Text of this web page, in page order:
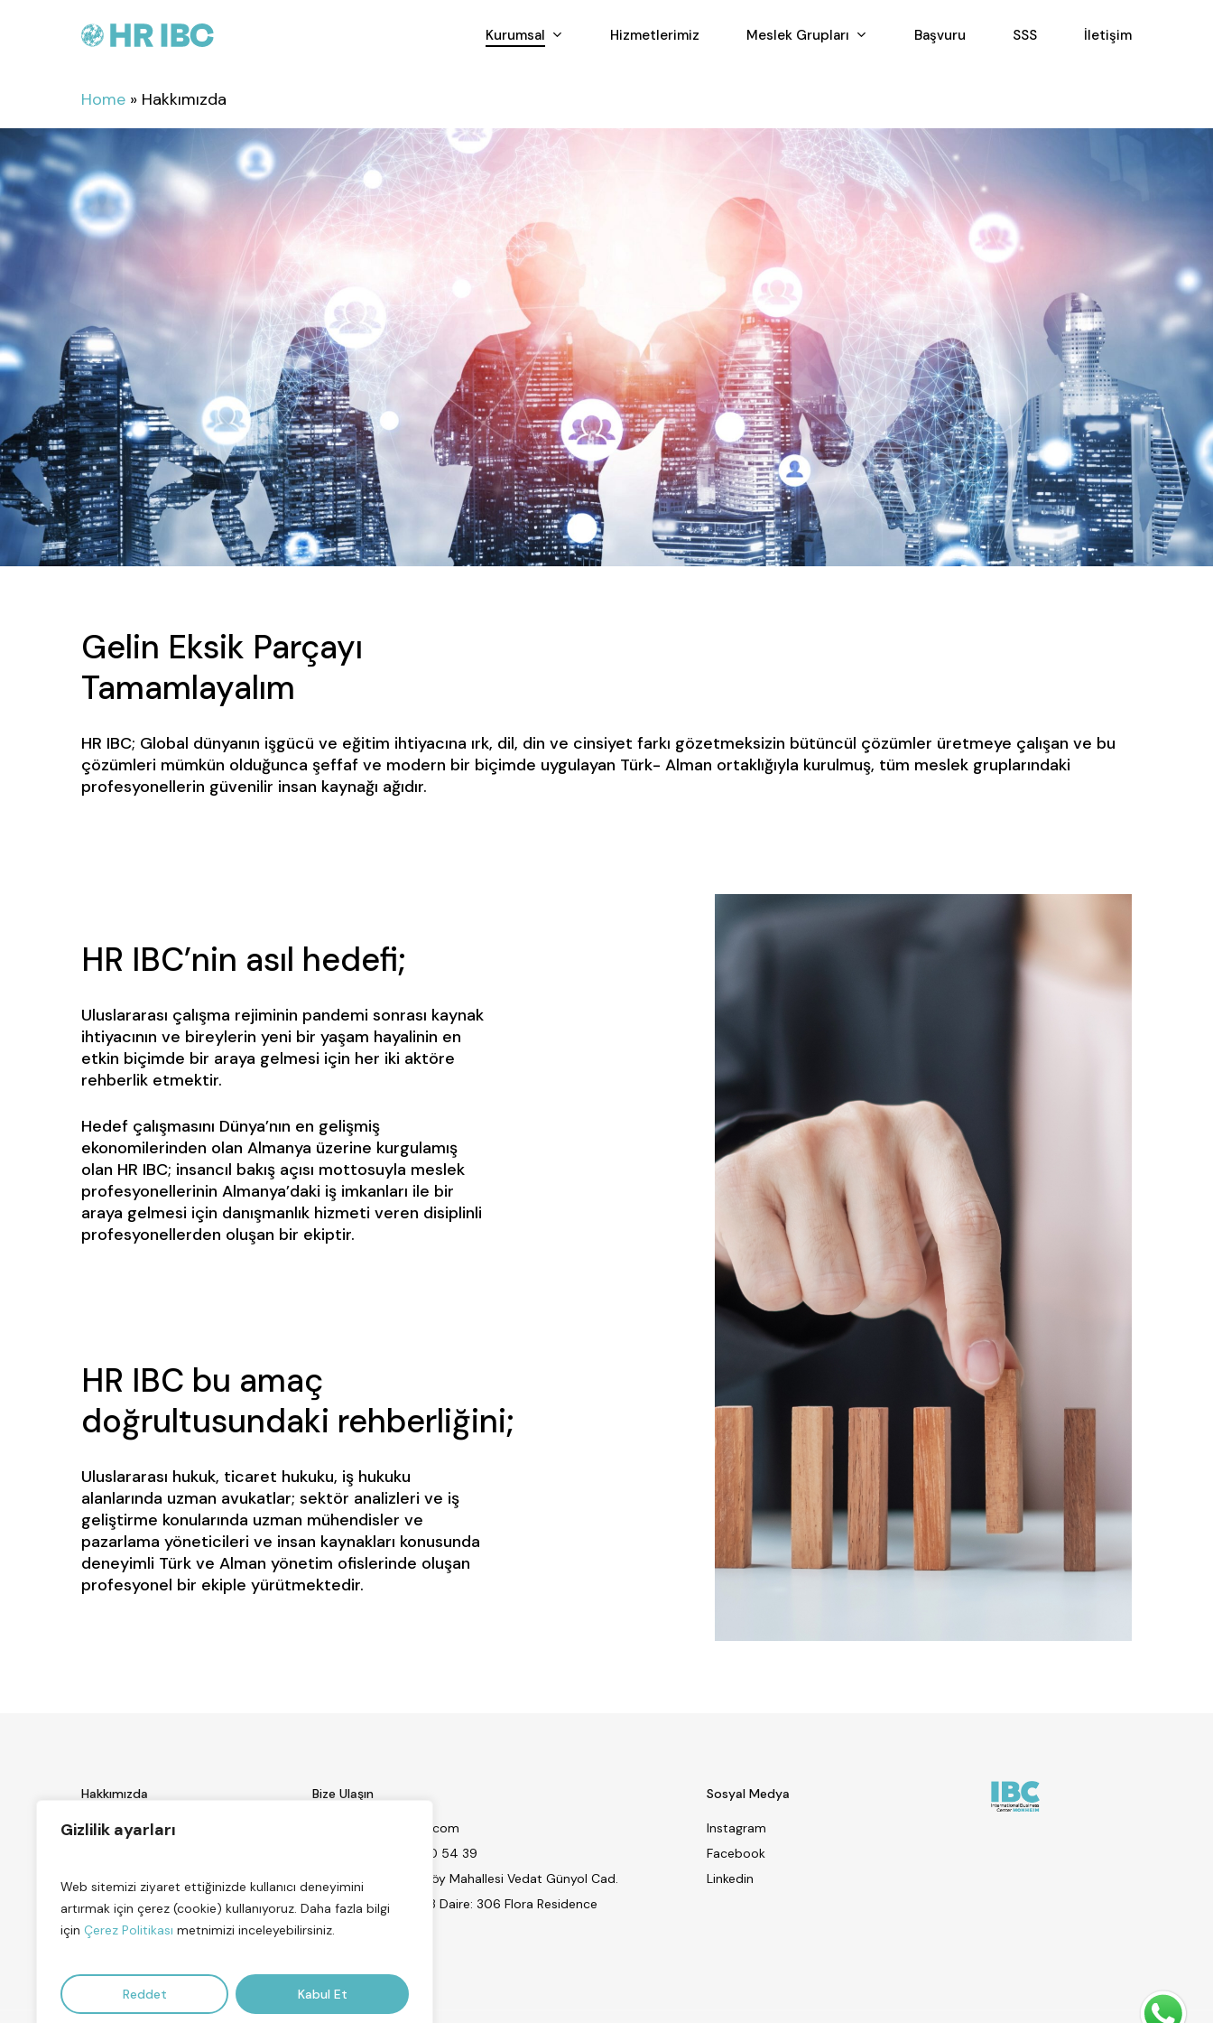
Gizlilik ayarları
Web sitemizi ziyaret ettiğinizde kullanıcı deneyimini
artırmak için çerez (cookie) kullanıyoruz. Daha fazla bilgi
için Çerez Politikası metnimizi inceleyebilirsiniz.
Reddet Kabul Et
Kurumsal Hizmetlerimiz Meslek Grupları Başvuru SSS İletişim
Home » Hakkımızda
Gelin Eksik Parçayı
Tamamlayalım
HR IBC; Global dünyanın işgücü ve eğitim ihtiyacına ırk, dil, din ve cinsiyet farkı gözetmeksizin bütüncül çözümler üretmeye çalışan ve bu
çözümleri mümkün olduğunca şeffaf ve modern bir biçimde uygulayan Türk- Alman ortaklığıyla kurulmuş, tüm meslek gruplarındaki
profesyonellerin güvenilir insan kaynağı ağıdır.
HR IBC’nin asıl hedefi;
Uluslararası çalışma rejiminin pandemi sonrası kaynak
ihtiyacının ve bireylerin yeni bir yaşam hayalinin en
etkin biçimde bir araya gelmesi için her iki aktöre
rehberlik etmektir.
Hedef çalışmasını Dünya’nın en gelişmiş
ekonomilerinden olan Almanya üzerine kurgulamış
olan HR IBC; insancıl bakış açısı mottosuyla meslek
profesyonellerinin Almanya’daki iş imkanları ile bir
araya gelmesi için danışmanlık hizmeti veren disiplinli
profesyonellerden oluşan bir ekiptir.
HR IBC bu amaç
doğrultusundaki rehberliğini;
Uluslararası hukuk, ticaret hukuku, iş hukuku
alanlarında uzman avukatlar; sektör analizleri ve iş
geliştirme konularında uzman mühendisler ve
pazarlama yöneticileri ve insan kaynakları konusunda
deneyimli Türk ve Alman yönetim ofislerinde oluşan
profesyonel bir ekiple yürütmektedir.
Hakkımızda
Başvuru
İletişim
Bize Ulaşın
E-mail: info@hr-ibc.com
Telefon: +90 532 370 54 39
Adres: Küçükbakkalköy Mahallesi Vedat Günyol Cad.
Defne Sok. No:1 Kat:3 Daire: 306 Flora Residence
Ataşehir/İstanbul
Sosyal Medya
Instagram
Facebook
Linkedin